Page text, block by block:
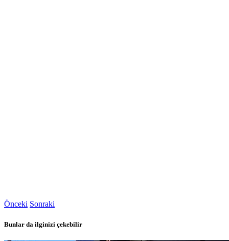
Önceki Sonraki
Bunlar da ilginizi çekebilir